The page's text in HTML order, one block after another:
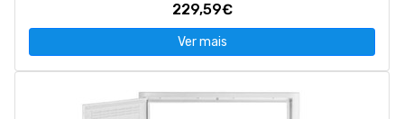
229,59€
Ver mais